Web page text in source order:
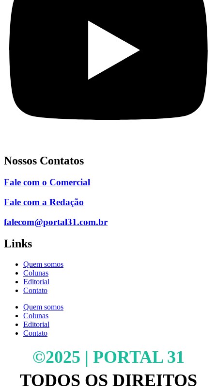
Nossos Contatos
Fale com o Comercial
Fale com a Redação
falecom@portal31.com.br
Links
Quem somos
Colunas
Editorial
Contato
Quem somos
Colunas
Editorial
Contato
©2025 | PORTAL 31
TODOS OS DIREITOS